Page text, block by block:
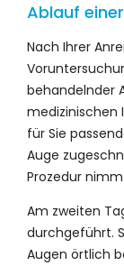
Ablauf
Nach Ihrer
behandelnder
medizinischen
für Sie
Auge
Prozedur
Am zweiten
durchgeführt.
Augen örtlich